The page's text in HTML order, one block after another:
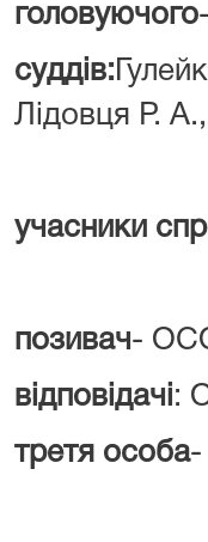
головуючого
суддів:
Лідовця Р.
учасники
позивач-
відповідачі:
третя особа-